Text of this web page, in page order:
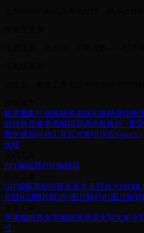
精灵图集打包器精灵表拆包器精灵动画
画转换器像素画编辑器调色板换肤 / 重染
图生成器抖动工具瓦片集切片器9-patch
水线
PPT编辑器PDF编辑器
GIF编辑器智能抠图 图片无损放大HTML
片转ICO图片转JPG图片转PNG图片转
字体编辑器文字编辑器单词大写文本小
过